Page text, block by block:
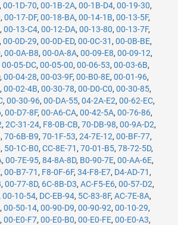
, 00-1D-70, 00-1B-2A, 00-1B-D4, 00-19-30,
, 00-17-DF, 00-18-BA, 00-14-1B, 00-13-5F,
, 00-13-C4, 00-12-DA, 00-13-80, 00-13-7F,
, 00-0D-29, 00-0D-ED, 00-0C-31 , 00-0B-BE,
, 00-0A-B8, 00-0A-8A, 00-09-E8, 00-09-12,
00-05-DC, 00-05-00, 00-06-53, 00-03-6B,
, 00-04-28, 00-03-9F, 00-B0-8E, 00-01-96,
, 00-02-4B, 00-30-78, 00-D0-C0, 00-30-85,
, 00-30-96, 00-DA-55, 04-2A-E2, 00-62-EC,
, 00-D7-8F, 00-A6-CA, 00-42-5A, 00-76-86,
, 2C-31-24, F8-0B-CB, 70-DB-98, 00-9A-D2,
, 70-6B-B9, 70-1F-53, 24-7E-12, 00-BF-77,
, 50-1C-B0, CC-8E-71 , 70-01-B5, 78-72-5D,
, 00-7E-95, 84-8A-8D, B0-90-7E, 00-AA-6E,
, 00-B7-71 , F8-0F-6F, 34-F8-E7, D4-AD-71 ,
, 00-77-8D, 6C-8B-D3, AC-F5-E6, 00-57-D2,
00-10-54, DC-EB-94, 5C-83-8F, AC-7E-8A,
, 00-50-14, 00-90-D9, 00-90-92, 00-10-29,
, 00-E0-F7, 00-E0-B0, 00-E0-FE, 00-E0-A3,